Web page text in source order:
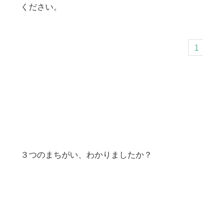
ください。
1
３つのまちがい、わかりましたか？